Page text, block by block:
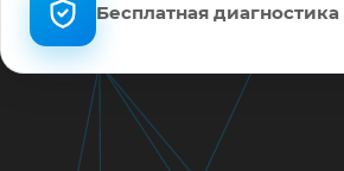
Бесплатная диагностика